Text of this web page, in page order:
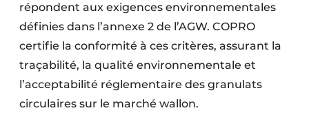
répondent aux exigences environnementales
définies dans l’annexe 2 de l’AGW. COPRO
certifie la conformité à ces critères, assurant la
traçabilité, la qualité environnementale et
l’acceptabilité réglementaire des granulats
circulaires sur le marché wallon.